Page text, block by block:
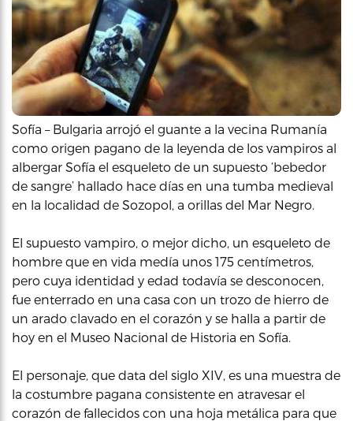
Sofía – Bulgaria arrojó el guante a la vecina Rumanía
como origen pagano de la leyenda de los vampiros al
albergar Sofía el esqueleto de un supuesto ‘bebedor
de sangre’ hallado hace días en una tumba medieval
en la localidad de Sozopol, a orillas del Mar Negro.
El supuesto vampiro, o mejor dicho, un esqueleto de
hombre que en vida medía unos 175 centímetros,
pero cuya identidad y edad todavía se desconocen,
fue enterrado en una casa con un trozo de hierro de
un arado clavado en el corazón y se halla a partir de
hoy en el Museo Nacional de Historia en Sofía.
El personaje, que data del siglo XIV, es una muestra de
la costumbre pagana consistente en atravesar el
corazón de fallecidos con una hoja metálica para que